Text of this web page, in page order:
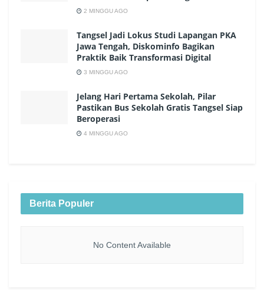
2 MINGGU AGO
Tangsel Jadi Lokus Studi Lapangan PKA
Jawa Tengah, Diskominfo Bagikan
Praktik Baik Transformasi Digital
3 MINGGU AGO
Jelang Hari Pertama Sekolah, Pilar
Pastikan Bus Sekolah Gratis Tangsel Siap
Beroperasi
4 MINGGU AGO
Berita Populer
No Content Available